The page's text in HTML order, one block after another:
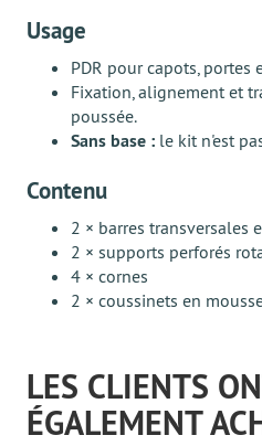
Usage
PDR pour capots, portes
Fixation, alignement et
poussée.
Sans base : le kit n'est
Contenu
2 × barres transversales
2 × supports perforés
4 × cornes
2 × coussinets en
LES CLIENTS
ÉGALEMENT